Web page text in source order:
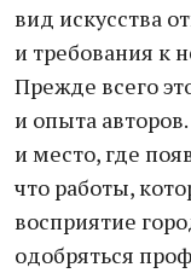
вид искусства
и требования к
Прежде всего
и опыта
и место, где
что работы,
восприятие
одобряться